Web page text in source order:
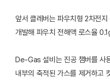
앞서 클레버는 파우치형 2차전
개발해 파우치 전해액 로스율
De-Gas 설비는 진공 챔버를 사
내부의 축적된 가스를 제거하고